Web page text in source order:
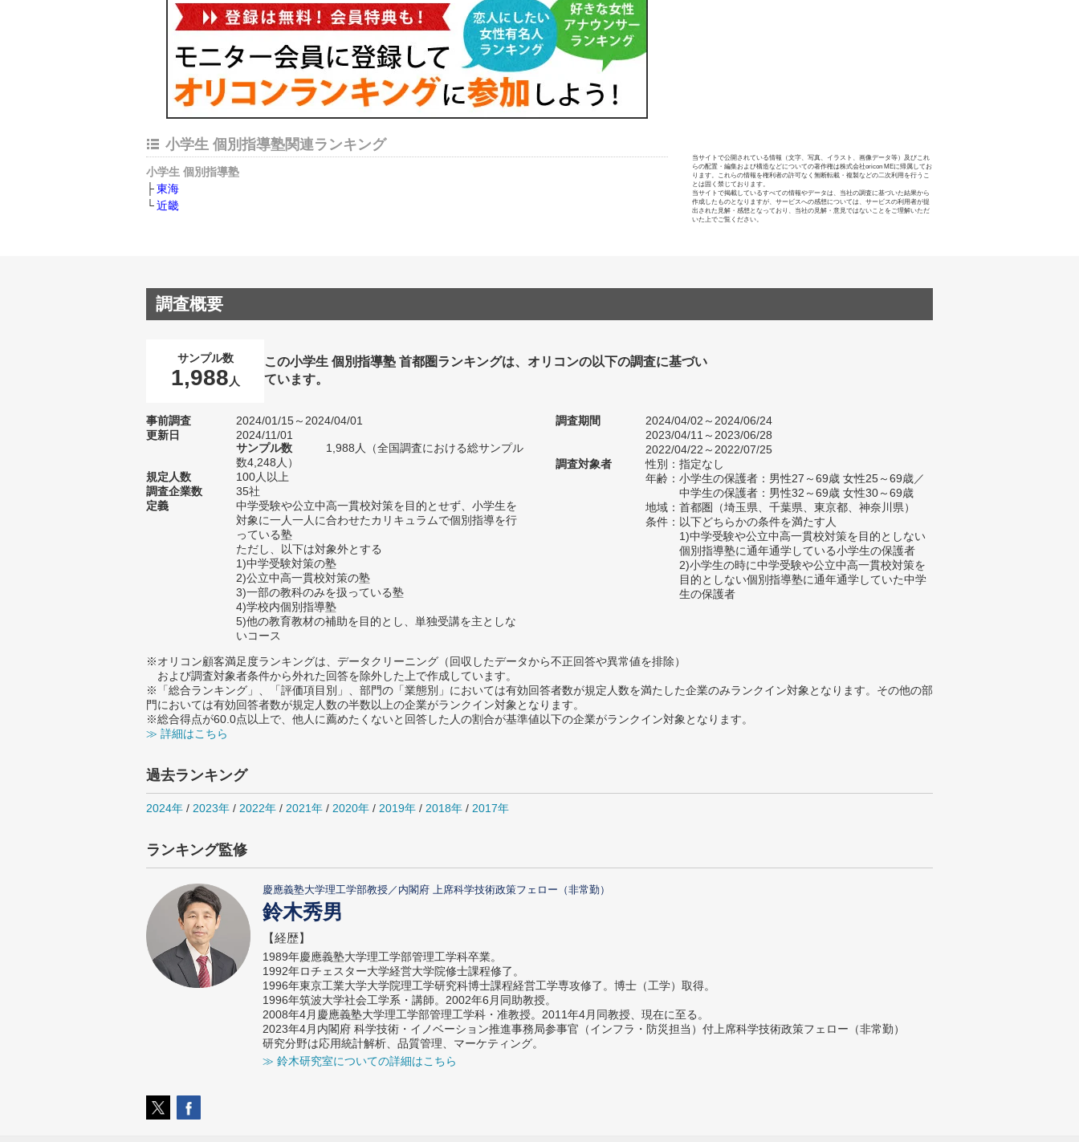
小学生 個別指導塾関連ランキング
小学生 個別指導塾
東海
近畿
当サイトで公開されている情報（文字、写真、イラスト、画像データ等）及びこれ
らの配置・編集および構造などについての著作権は株式会社oricon MEに帰属してお
ります。これらの情報を権利者の許可なく無断転載・複製などの二次利用を行うこ
とは固く禁じております。
当サイトで掲載しているすべての情報やデータは、当社の調査に基づいた結果から
作成したものとなりますが、サービスへの感想については、サービスの利用者が提
出された見解・感想となっており、当社の見解・意見ではないことをご理解いただ
いた上でご覧ください。
調査概要
サンプル数
1,988 人
この小学生 個別指導塾 首都圏ランキングは、オリコンの以下の調査に基づい
ています。
事前調査
2024/01/15～2024/04/01
更新日
2024/11/01
サンプル数
1,988人（全国調査における総サンプル
数4,248人）
規定人数
100人以上
調査企業数
35社
定義
中学受験や公立中高一貫校対策を目的とせず、小学生を
対象に一人一人に合わせたカリキュラムで個別指導を行
っている塾
ただし、以下は対象外とする
1)中学受験対策の塾
2)公立中高一貫校対策の塾
3)一部の教科のみを扱っている塾
4)学校内個別指導塾
5)他の教育教材の補助を目的とし、単独受講を主としな
いコース
調査期間
2024/04/02～2024/06/24
2023/04/11～2023/06/28
2022/04/22～2022/07/25
調査対象者
性別：指定なし
年齢：小学生の保護者：男性27～69歳 女性25～69歳／
中学生の保護者：男性32～69歳 女性30～69歳
地域：首都圏（埼玉県、千葉県、東京都、神奈川県）
条件：以下どちらかの条件を満たす人
1)中学受験や公立中高一貫校対策を目的としない
個別指導塾に通年通学している小学生の保護者
2)小学生の時に中学受験や公立中高一貫校対策を
目的としない個別指導塾に通年通学していた中学
生の保護者
※オリコン顧客満足度ランキングは、データクリーニング（回収したデータから不正回答や異常値を排除）
および調査対象者条件から外れた回答を除外した上で作成しています。
※「総合ランキング」、「評価項目別」、部門の「業態別」においては有効回答者数が規定人数を満たした企業のみランクイン対象となります。その他の部
門においては有効回答者数が規定人数の半数以上の企業がランクイン対象となります。
※総合得点が60.0点以上で、他人に薦めたくないと回答した人の割合が基準値以下の企業がランクイン対象となります。
≫ 詳細はこちら
過去ランキング
2024年 / 2023年 / 2022年 / 2021年 / 2020年 / 2019年 / 2018年 / 2017年
ランキング監修
慶應義塾大学理工学部教授／内閣府 上席科学技術政策フェロー（非常勤）
鈴木秀男
【経歴】
1989年慶應義塾大学理工学部管理工学科卒業。
1992年ロチェスター大学経営大学院修士課程修了。
1996年東京工業大学大学院理工学研究科博士課程経営工学専攻修了。博士（工学）取得。
1996年筑波大学社会工学系・講師。2002年6月同助教授。
2008年4月慶應義塾大学理工学部管理工学科・准教授。2011年4月同教授、現在に至る。
2023年4月内閣府 科学技術・イノベーション推進事務局参事官（インフラ・防災担当）付上席科学技術政策フェロー（非常勤）
研究分野は応用統計解析、品質管理、マーケティング。
≫ 鈴木研究室についての詳細はこちら